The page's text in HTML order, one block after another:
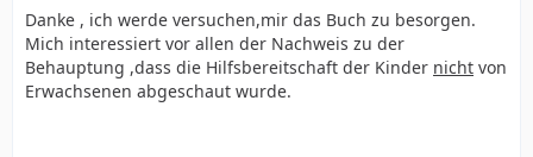
Danke , ich werde versuchen,mir das Buch zu besorgen.
Mich interessiert vor allen der Nachweis zu der
Behauptung ,dass die Hilfsbereitschaft der Kinder nicht von
Erwachsenen abgeschaut wurde.